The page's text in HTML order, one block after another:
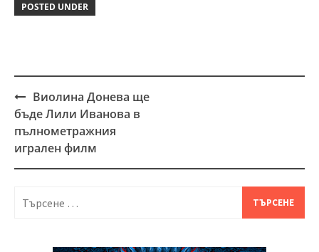
POSTED UNDER
Post
navigation
Виолина Донева ще
бъде Лили Иванова в
пълнометражния
игрален филм
за: